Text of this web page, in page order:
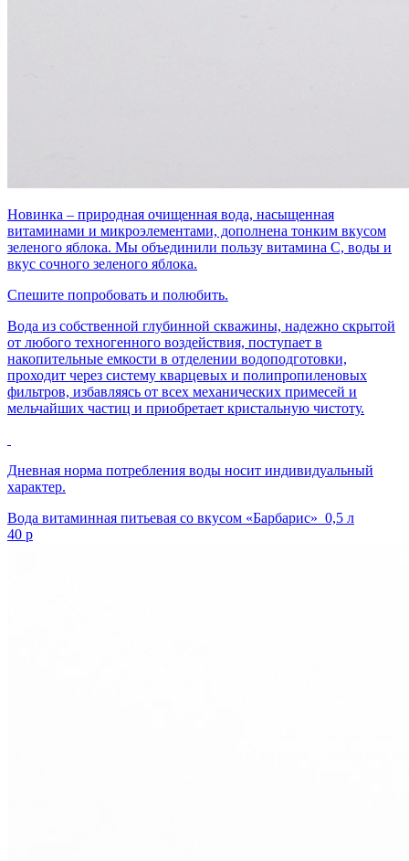
Новинка – природная очищенная вода, насыщенная
витаминами и микроэлементами, дополнена тонким вкусом
зеленого яблока. Мы объединили пользу витамина С, воды и
вкус сочного зеленого яблока.
Спешите попробовать и полюбить.
Вода из собственной глубинной скважины, надежно скрытой
от любого техногенного воздействия, поступает в
накопительные емкости в отделении водоподготовки,
проходит через систему кварцевых и полипропиленовых
фильтров, избавляясь от всех механических примесей и
мельчайших частиц и приобретает кристальную чистоту.
Дневная норма потребления воды носит индивидуальный
характер.
Вода витаминная питьевая со вкусом «Барбарис» 0,5 л
40 р